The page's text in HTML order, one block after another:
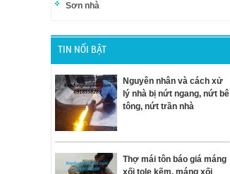
Sơn nhà
TIN NỔI BẬT
Nguyên nhân và cách xử
lý nhà bị nứt ngang, nứt bê
tông, nứt trần nhà
Thợ mái tôn báo giá máng
xối tole kẽm, máng xối